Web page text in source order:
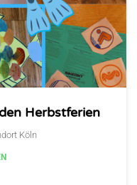
Herbstferien
Köln